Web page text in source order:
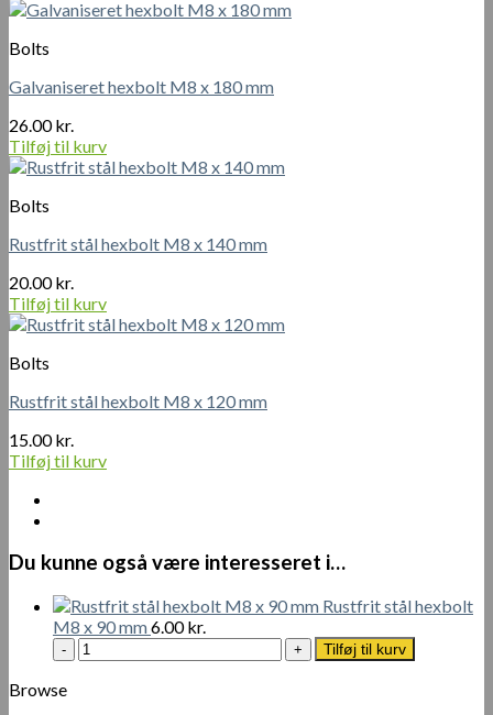
Bolts
Galvaniseret hexbolt M8 x 180 mm
26.00kr.
Tilføj til kurv
Bolts
Rustfrit stål hexbolt M8 x 140 mm
20.00kr.
Tilføj til kurv
Bolts
Rustfrit stål hexbolt M8 x 120 mm
15.00kr.
Tilføj til kurv
Du kunne også være interesseret i…
Rustfrit stål hexbolt
M8 x 90 mm6.00kr.
Rustfrit
stål
Tilføj til kurv
Browse